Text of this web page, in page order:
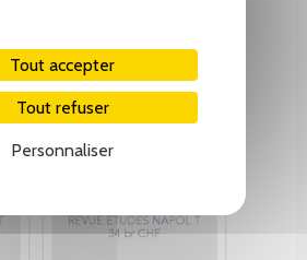
Tout accepter
Tout refuser
Personnaliser